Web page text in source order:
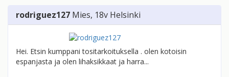
rodriguez127 Mies, 18v Helsinki
Hei. Etsin kumppani tositarkoituksella . olen kotoisin
espanjasta ja olen lihaksikkaat ja harra...